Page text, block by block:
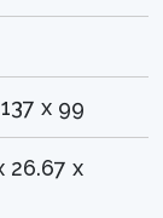
x 99
26.67 x